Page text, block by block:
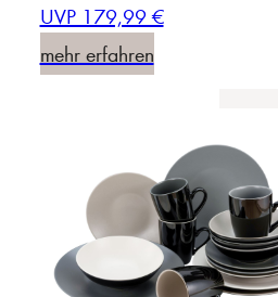
UVP 179,99 €
mehr erfahren